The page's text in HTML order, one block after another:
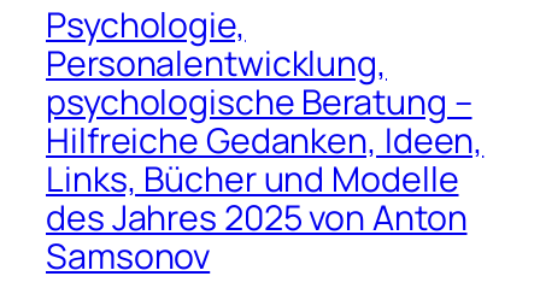
Psychologie,
Personalentwicklung,
psychologische Beratung –
Hilfreiche Gedanken, Ideen,
Links, Bücher und Modelle
des Jahres 2025 von Anton
Samsonov